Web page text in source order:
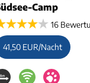
Camp
16
41,50 EUR/Nacht